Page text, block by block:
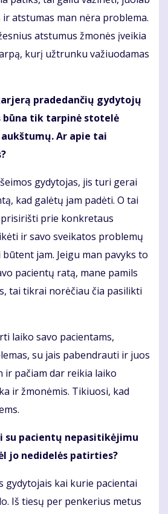
ir atstumas man nėra problema.
atstumus žmonės įveikia
kurį užtrunku važiuodamas
pradedančių gydytojų
būna tik tarpinė stotelė
Ar apie tai
gydytojas, jis turi gerai
kad galėtų jam padėti. O tai
prie konkretaus
ir savo sveikatos problemų
jam. Jeigu man pavyks to
pacientų ratą, mane pamils
tai tikrai norėčiau čia pasilikti
laiko savo pacientams,
su jais pabendrauti ir juos
ir pačiam dar reikia laiko
ir žmonėmis. Tikiuosi, kad
su pacientų nepasitikėjimu
jo nedidelės patirties?
gydytojais kai kurie pacientai
Iš tiesų per penkerius metus